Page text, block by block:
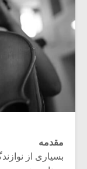
مقدمه
بسیاری از